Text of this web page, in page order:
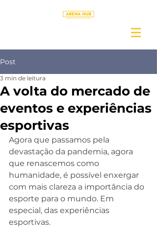
Post
A volta do mercado de
eventos e experiências
esportivas
3 min de leitura
Agora que passamos pela
devastação da pandemia, agora
que renascemos como
humanidade, é possível enxergar
com mais clareza a importância do
esporte para o mundo. Em
especial, das experiências
esportivas.